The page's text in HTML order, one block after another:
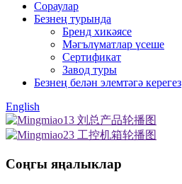
Сораулар
Безнең турында
Бренд хикәясе
Мәгълүматлар үсеше
Сертификат
Завод туры
Безнең белән элемтәгә керегез
English
Соңгы яңалыклар